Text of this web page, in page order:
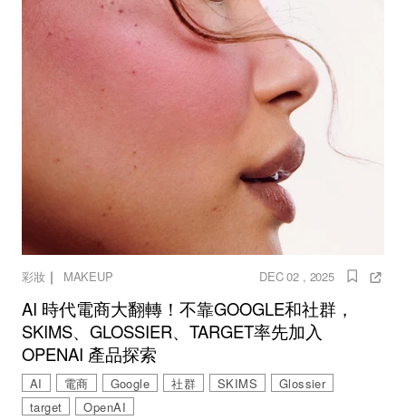
彩妝｜ MAKEUP DEC 02 , 2025
AI 時代電商大翻轉！不靠GOOGLE和社群，
SKIMS、GLOSSIER、TARGET率先加入
OPENAI 產品探索
AI 電商 Google 社群 SKIMS
Glossier
target
OpenAI